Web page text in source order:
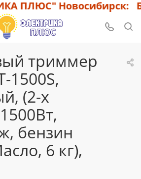
ПЛЮС" Новосибирск:
триммер
1500S,
(2-х
бензин
6 кг),